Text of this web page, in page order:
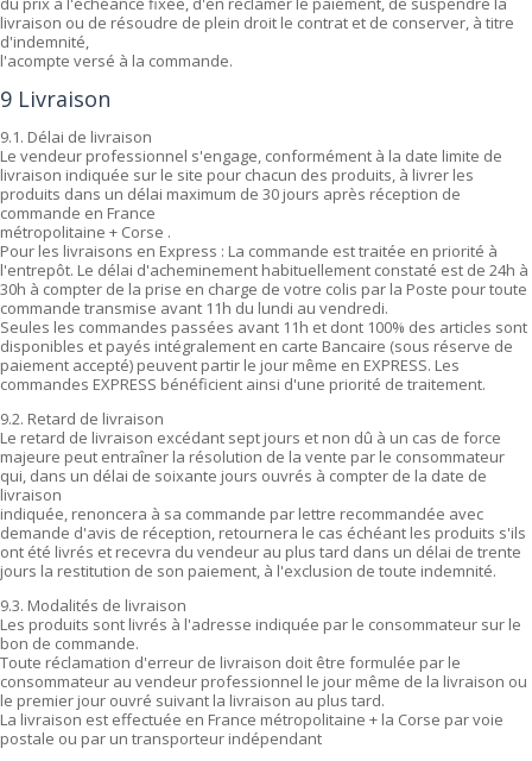
livraison ou de résoudre de plein droit le contrat et de conserver, à titre
d'indemnité,
l'acompte versé à la commande.
9 Livraison
9.1. Délai de livraison
Le vendeur professionnel s'engage, conformément à la date limite de
livraison indiquée sur le site pour chacun des produits, à livrer les
produits dans un délai maximum de 30 jours après réception de
commande en France
métropolitaine + Corse .
Pour les livraisons en Express : La commande est traitée en priorité à
l'entrepôt. Le délai d'acheminement habituellement constaté est de 24h à
30h à compter de la prise en charge de votre colis par la Poste pour toute
commande transmise avant 11h du lundi au vendredi.
Seules les commandes passées avant 11h et dont 100% des articles sont
disponibles et payés intégralement en carte Bancaire (sous réserve de
paiement accepté) peuvent partir le jour même en EXPRESS. Les
commandes EXPRESS bénéficient ainsi d'une priorité de traitement.
9.2. Retard de livraison
Le retard de livraison excédant sept jours et non dû à un cas de force
majeure peut entraîner la résolution de la vente par le consommateur
qui, dans un délai de soixante jours ouvrés à compter de la date de
livraison
indiquée, renoncera à sa commande par lettre recommandée avec
demande d'avis de réception, retournera le cas échéant les produits s'ils
ont été livrés et recevra du vendeur au plus tard dans un délai de trente
jours la restitution de son paiement, à l'exclusion de toute indemnité.
9.3. Modalités de livraison
Les produits sont livrés à l'adresse indiquée par le consommateur sur le
bon de commande.
Toute réclamation d'erreur de livraison doit être formulée par le
consommateur au vendeur professionnel le jour même de la livraison ou
le premier jour ouvré suivant la livraison au plus tard.
La livraison est effectuée en France métropolitaine + la Corse par voie
postale ou par un transporteur indépendant